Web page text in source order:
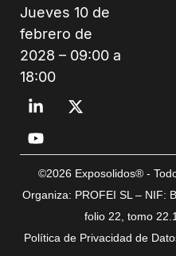
Jueves 10 de
febrero de
2028 – 09:00 a
18:00
©2026 Exposolidos® -
Organiza: PROFEI SL – NIF:
folio 22, tomo
Política de Privacidad de